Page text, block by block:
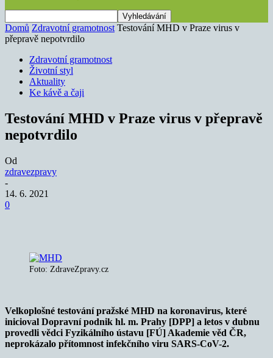
Domů Zdravotní gramotnost Testování MHD v Praze virus v
přepravě nepotvrdilo
Zdravotní gramotnost
Životní styl
Aktuality
Ke kávě a čaji
Testování MHD v Praze virus v přepravě
nepotvrdilo
Od
zdravezpravy
-
14. 6. 2021
0
Foto: ZdraveZpravy.cz
Velkoplošné testování pražské MHD na koronavirus, které
inicioval Dopravní podnik hl. m. Prahy [DPP] a letos v dubnu
provedli vědci Fyzikálního ústavu [FÚ] Akademie věd ČR,
neprokázalo přítomnost infekčního viru SARS-CoV-2.